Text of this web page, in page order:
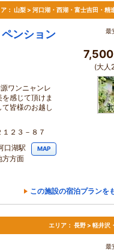
： 山梨 > 河口湖・西湖・富士吉田・精
ンション
ワンニャンレ
感じて頂けま
皆様のお越し
２３－８７
口湖駅
方方面
MAP
最
7,500
(大人
この施設の宿泊プランを
エリア： 長野 > 軽井沢
最